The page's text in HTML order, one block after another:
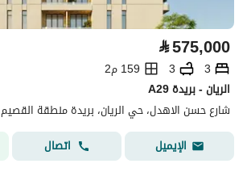
⃁575,000
3
3
159 م2
A29 الريان - بريدة
شارع حسن الاهدل، حي الريان، بريدة منطقة القصيم
الإيميل
اتصال